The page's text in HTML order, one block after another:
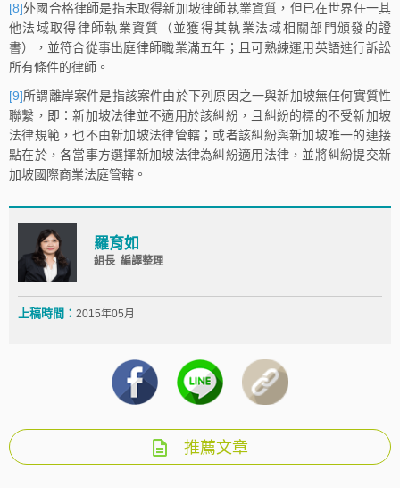
[8]外國合格律師是指未取得新加坡律師執業資質，但已在世界任一其
他法域取得律師執業資質（並獲得其執業法域相關部門頒發的證
書），並符合從事出庭律師職業滿五年；且可熟練運用英語進行訴訟
所有條件的律師。
[9]所謂離岸案件是指該案件由於下列原因之一與新加坡無任何實質性
聯繫，即：新加坡法律並不適用於該糾紛，且糾紛的標的不受新加坡
法律規範，也不由新加坡法律管轄；或者該糾紛與新加坡唯一的連接
點在於，各當事方選擇新加坡法律為糾紛適用法律，並將糾紛提交新
加坡國際商業法庭管轄。
羅育如
組長 編譯整理
上稿時間： 2015年05月
推薦文章